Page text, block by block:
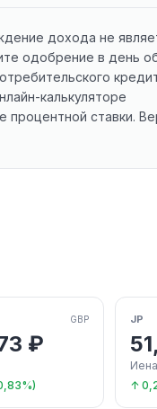
дохода не
одобрение в день
калькуляторе
ставки.
GBP
₽
JP
Иена
↑